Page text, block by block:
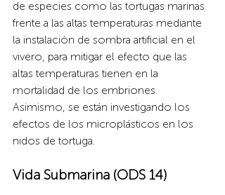
de especies como las tortugas marinas
frente a las altas temperaturas mediante
la instalación de sombra artificial en el
vivero, para mitigar el efecto que las
altas temperaturas tienen en la
mortalidad de los embriones.
Asimismo, se están investigando los
efectos de los microplásticos en los
nidos de tortuga.
Vida Submarina (ODS 14)